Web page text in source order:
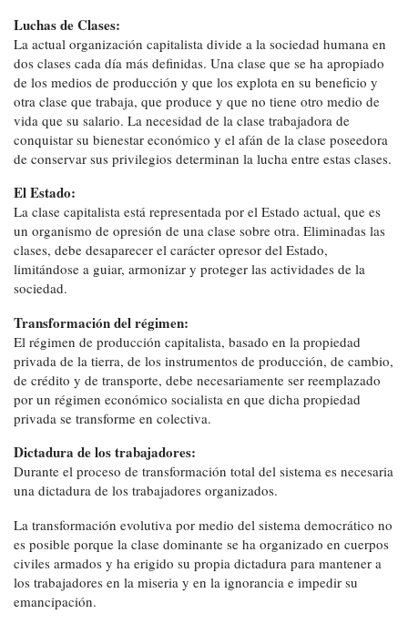
Luchas de Clases:
La actual organización capitalista divide a la sociedad humana en
dos clases cada día más definidas. Una clase que se ha apropiado
de los medios de producción y que los explota en su beneficio y
otra clase que trabaja, que produce y que no tiene otro medio de
vida que su salario. La necesidad de la clase trabajadora de
conquistar su bienestar económico y el afán de la clase poseedora
de conservar sus privilegios determinan la lucha entre estas clases.
El Estado:
La clase capitalista está representada por el Estado actual, que es
un organismo de opresión de una clase sobre otra. Eliminadas las
clases, debe desaparecer el carácter opresor del Estado,
limitándose a guiar, armonizar y proteger las actividades de la
sociedad.
Transformación del régimen:
El régimen de producción capitalista, basado en la propiedad
privada de la tierra, de los instrumentos de producción, de cambio,
de crédito y de transporte, debe necesariamente ser reemplazado
por un régimen económico socialista en que dicha propiedad
privada se transforme en colectiva.
Dictadura de los trabajadores:
Durante el proceso de transformación total del sistema es necesaria
una dictadura de los trabajadores organizados.
La transformación evolutiva por medio del sistema democrático no
es posible porque la clase dominante se ha organizado en cuerpos
civiles armados y ha erigido su propia dictadura para mantener a
los trabajadores en la miseria y en la ignorancia e impedir su
emancipación.